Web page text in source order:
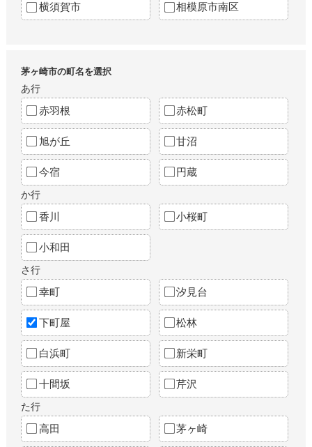
横須賀市 相模原市南区
茅ヶ崎市の町名を選択
あ行
赤羽根 赤松町
旭が丘 甘沼
今宿 円蔵
か行
香川 小桜町
小和田
さ行
幸町 汐見台
下町屋 松林
白浜町 新栄町
十間坂 芹沢
た行
高田 茅ヶ崎